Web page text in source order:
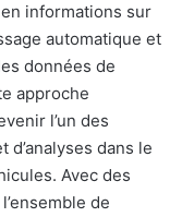
informations sur
automatique et
données de
approche
l’un des
dans le
Avec des
de